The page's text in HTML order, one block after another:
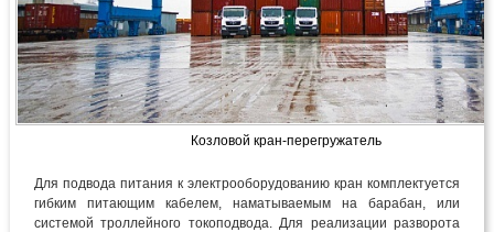
Козловой кран-перегружатель
Для подвода питания к электрооборудованию кран комплектуется
гибким питающим кабелем, наматываемым на барабан, или
системой троллейного токоподвода. Для реализации разворота